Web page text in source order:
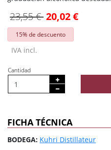
23,55 €20,02 €
15% de descuento
IVA incl.
Cantidad
FICHA TÉCNICA
BODEGA: Kuhri Distillateur